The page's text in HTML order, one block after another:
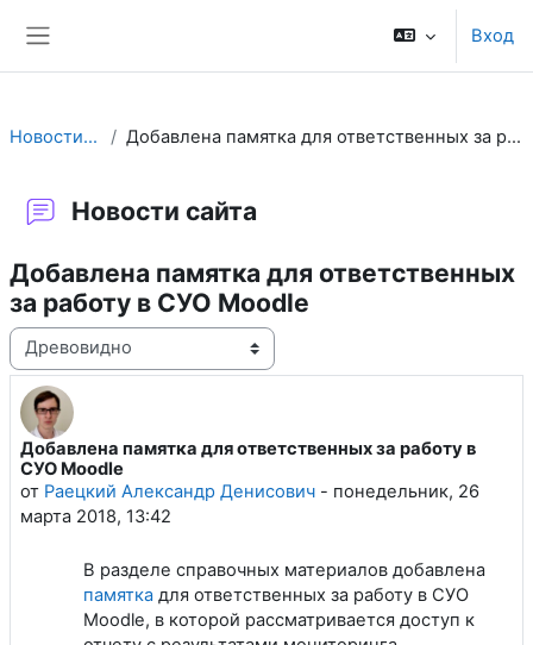
Вход
Новости сайта Добавлена памятка для ответственных за работу в СУО Moodle
Новости сайта
Добавлена памятка для ответственных
за работу в СУО Moodle
Режим отображения
Добавлена памятка для ответственных за работу в
СУО Moodle
от Раецкий Александр Денисович - понедельник, 26
марта 2018, 13:42
Количество ответов: 0
В разделе справочных материалов добавлена
памятка для ответственных за работу в СУО
Moodle, в которой рассматривается доступ к